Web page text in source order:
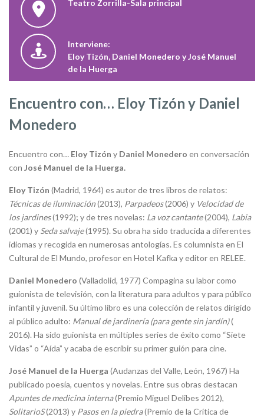
Teatro Zorrilla-Sala principal
Interviene:
Eloy Tizón, Daniel Monedero y José Manuel
de la Huerga
Encuentro con… Eloy Tizón y Daniel
Monedero
Encuentro con… Eloy Tizón y Daniel Monedero en conversación
con José Manuel de la Huerga.
Eloy Tizón (Madrid, 1964) es autor de tres libros de relatos:
Técnicas de iluminación(2013), Parpadeos(2006) y Velocidad de
los jardines(1992); y de tres novelas: La voz cantante(2004), Labia
(2001) y Seda salvaje(1995). Su obra ha sido traducida a diferentes
idiomas y recogida en numerosas antologías. Es columnista en El
Cultural de El Mundo, profesor en Hotel Kafka y editor en RELEE.
Daniel Monedero (Valladolid, 1977) Compagina su labor como
guionista de televisión, con la literatura para adultos y para público
infantil y juvenil. Su último libro es una colección de relatos dirigido
al público adulto: Manual de jardinería (para gente sin jardín)(
2016). Ha sido guionista en múltiples series de éxito como “Siete
Vidas” o “Aída” y acaba de escribir su primer guión para cine.
José Manuel de la Huerga (Audanzas del Valle, León, 1967) Ha
publicado poesía, cuentos y novelas. Entre sus obras destacan
Apuntes de medicina interna(Premio Miguel Delibes 2012),
SolitarioS(2013) y Pasos en la piedra(Premio de la Crítica de